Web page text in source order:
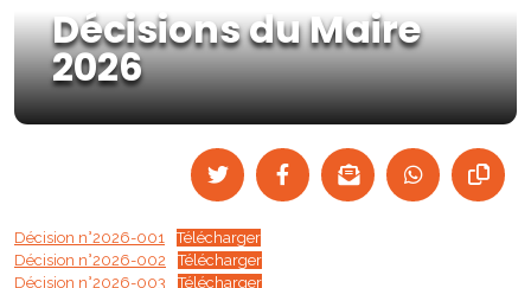
Décisions du Maire
2026
Décision n°2026-001
Télécharger
Décision n°2026-002
Télécharger
Décision n°2026-003
Télécharger